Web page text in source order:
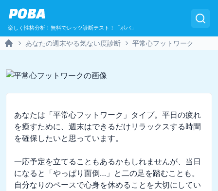
POBA
楽しく性格分析！無料でレッツ診断テスト！「ポバ」
あなたの週末やる気ない度診断 平常心フットワーク
あなたは「平常心フットワーク」タイプ。平日の疲れ
を癒すために、週末はできるだけリラックスする時間
を確保したいと思っています。
一応予定を立てることもあるかもしれませんが、当日
になると「やっぱり面倒…」と二の足を踏むことも。
自分なりのペースで心身を休めることを大切にしてい